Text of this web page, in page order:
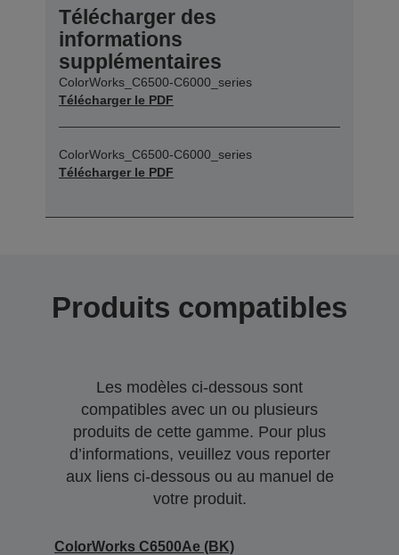
Télécharger des
informations
supplémentaires
ColorWorks_C6500-C6000_series
Télécharger le PDF
ColorWorks_C6500-C6000_series
Télécharger le PDF
Produits compatibles
Les modèles ci-dessous sont
compatibles avec un ou plusieurs
produits de cette gamme. Pour plus
d’informations, veuillez vous reporter
aux liens ci-dessous ou au manuel de
votre produit.
ColorWorks C6500Ae (BK)